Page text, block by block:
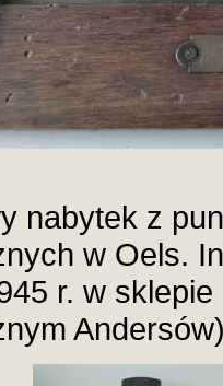
nabytek z
w Oels.
r. w